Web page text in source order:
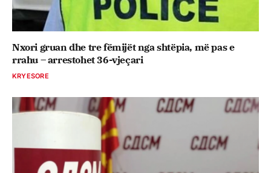
Nxori gruan dhe tre fëmijët nga shtëpia, më pas e
rrahu – arrestohet 36-vjeçari
KRYESORE